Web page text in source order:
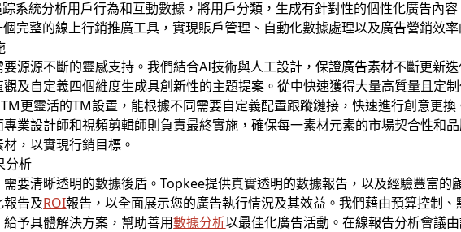
系統分析用戶行為和互動數據，將用戶分類，生成有針對性的個性化廣告內
完整的線上行銷推廣工具，實現賬戶管理、自動化數據處理以及廣告營銷效率
源源不斷的靈感支持。我們結合AI技術與人工設計，保證廣告素材不斷更新
及自定義四個維度生成具創新性的主題提案。從中快速獲得大量高質量且定
更靈活的TM設置，能根據不同需要自定義配置跟蹤鏈接，快速進行創意更
業設計師和視頻剪輯師則負責最終實施，確保每一素材元素的市場契合性和
，以實現行銷目標。
分析
要清晰透明的數據後盾。Topkee提供真實透明的數據報告，以及經驗豐富的
告及ROI報告，以全面展示您的廣告執行情況及其效益。我們藉由預算控制
予具體解決方案，幫助善用數據分析以最佳化廣告活動。在線報告分析會議